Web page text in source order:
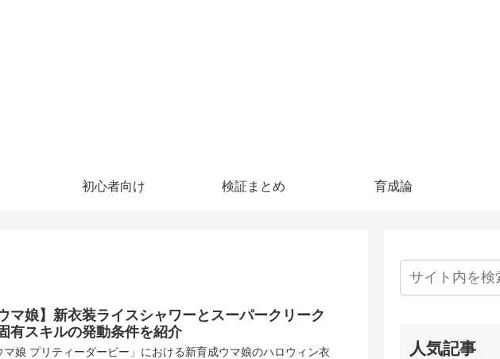
初心者向け 検証まとめ 育成論
ウマ娘】新衣装ライスシャワーとスーパークリーク
有スキルの発動条件を紹介
マ娘 プリティーダービー」における新育成ウマ娘のハロウィン衣
人気記事